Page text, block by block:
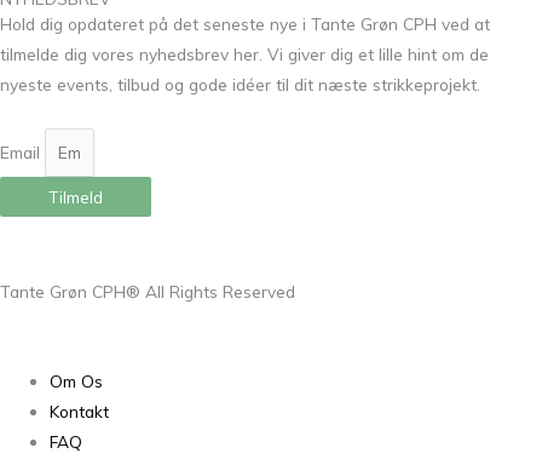
Hold dig opdateret på det seneste nye i Tante Grøn CPH ved at
tilmelde dig vores nyhedsbrev her. Vi giver dig et lille hint om de
nyeste events, tilbud og gode idéer til dit næste strikkeprojekt.
Email
Tilmeld
Tante Grøn CPH® All Rights Reserved
Om Os
Kontakt
FAQ